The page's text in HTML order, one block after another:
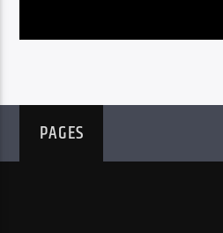
PAGES